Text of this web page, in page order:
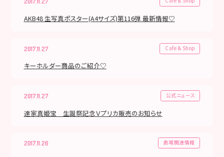
AKB48 生写真ポスター(A4サイズ)第116弾 最新情報♡
2017.11.27 Cafe & Shop
キーホルダー商品のご紹介♡
2017.11.27 公式ニュース
達家真姫宝 生誕祭記念Ｖプリカ販売のお知らせ
2017.11.26 劇場関連情報